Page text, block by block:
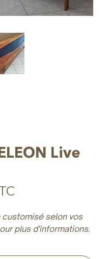
Live
selon vos
plus d'informations.